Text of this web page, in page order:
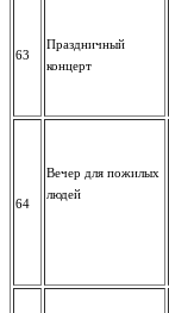
63
Праздничный
концерт
64
Вечер для пожилых
людей